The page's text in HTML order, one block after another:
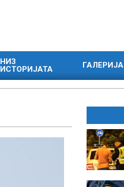
НИЗ
ИСТОРИЈАТА
ГАЛЕРИЈА